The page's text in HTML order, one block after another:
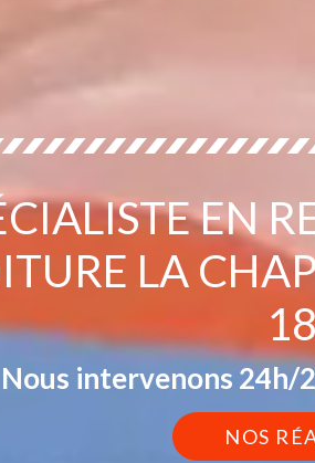
EN
LA
Nous intervenons 24h/
NOS